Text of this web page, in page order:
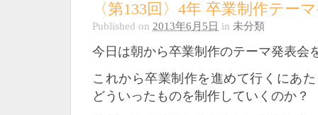
〈第133回〉4年 卒業制作テー
Published on 2013年6月5日 in 未分類
今日は朝から卒業制作のテーマ発表会
これから卒業制作を進めて行くにあ
どういったものを制作していくのか？